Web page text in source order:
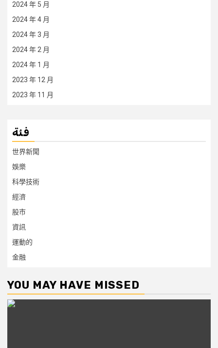
2024 年 5 月
2024 年 4 月
2024 年 3 月
2024 年 2 月
2024 年 1 月
2023 年 12 月
2023 年 11 月
فئة
世界新聞
娛樂
科學技術
經濟
股市
資訊
運動的
金融
YOU MAY HAVE MISSED